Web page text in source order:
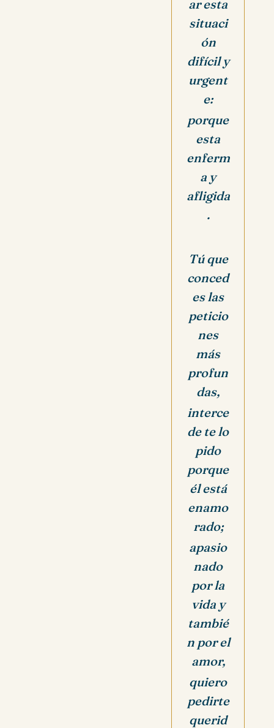
ar esta
situaci
ón
difícil y
urgent
e:
porque
esta
enferm
a y
afligida
.
Tú que
conced
es las
peticio
nes
más
profun
das,
interce
de te lo
pido
porque
él está
enamo
rado;
apasio
nado
por la
vida y
tambié
n por el
amor,
quiero
pedirte
querid